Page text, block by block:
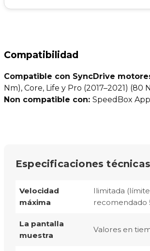
Compatibilidad
Compatible con SyncDrive
Nm), Core, Life y Pro (2017–2021) (80
Non compatible con: SpeedBox App
Especificaciones técnicas
Velocidad
máxima
Ilimitada (límite
recomendado
La pantalla
muestra
Valores en